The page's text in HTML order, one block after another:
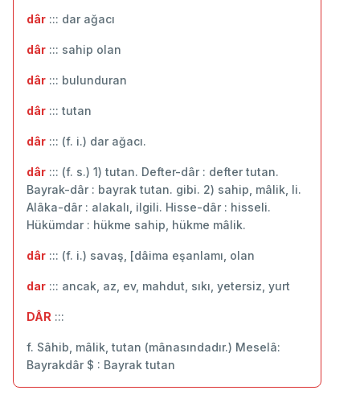
dâr ::: ‬dar ağacı
dâr ::: ‬sahip olan
dâr ::: bulunduran
dâr ::: tutan
dâr ::: (f. i.) dar ağacı.
dâr ::: (f. s.) 1) tutan. Defter-dâr : defter tutan.
Bayrak-dâr : bayrak tutan. gibi. 2) sahip, mâlik, li.
Alâka-dâr : alakalı, ilgili. Hisse-dâr : hisseli.
Hükümdar : hükme sahip, hükme mâlik.
dâr ::: (f. i.) savaş, [dâima eşanlamı, olan
dar ::: ancak, az, ev, mahdut, sıkı, yetersiz, yurt
DÂR :::
f. Sâhib, mâlik, tutan (mânasındadır.) Meselâ:
Bayrakdâr $ : Bayrak tutan